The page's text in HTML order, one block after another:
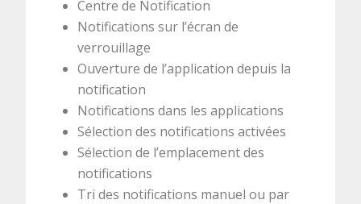
Centre de Notification
Notifications sur l’écran de
verrouillage
Ouverture de l’application depuis la
notification
Notifications dans les applications
Sélection des notifications activées
Sélection de l’emplacement des
notifications
Tri des notifications manuel ou par